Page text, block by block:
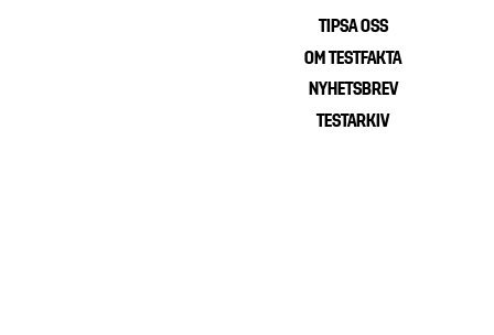
TIPSA OSS
OM TESTFAKTA
NYHETSBREV
TESTARKIV